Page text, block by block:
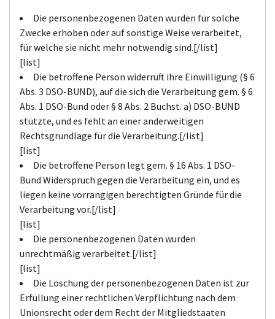
Die personenbezogenen Daten wurden für solche
Zwecke erhoben oder auf sonstige Weise verarbeitet,
für welche sie nicht mehr notwendig sind.[/list]
[list]
Die betroffene Person widerruft ihre Einwilligung (§ 6
Abs. 3 DSO-BUND), auf die sich die Verarbeitung gem. § 6
Abs. 1 DSO-Bund oder § 8 Abs. 2 Buchst. a) DSO-BUND
stützte, und es fehlt an einer anderweitigen
Rechtsgrundlage für die Verarbeitung.[/list]
[list]
Die betroffene Person legt gem. § 16 Abs. 1 DSO-
Bund Widerspruch gegen die Verarbeitung ein, und es
liegen keine vorrangigen berechtigten Gründe für die
Verarbeitung vor.[/list]
[list]
Die personenbezogenen Daten wurden
unrechtmäßig verarbeitet.[/list]
[list]
Die Löschung der personenbezogenen Daten ist zur
Erfüllung einer rechtlichen Verpflichtung nach dem
Unionsrecht oder dem Recht der Mitgliedstaaten